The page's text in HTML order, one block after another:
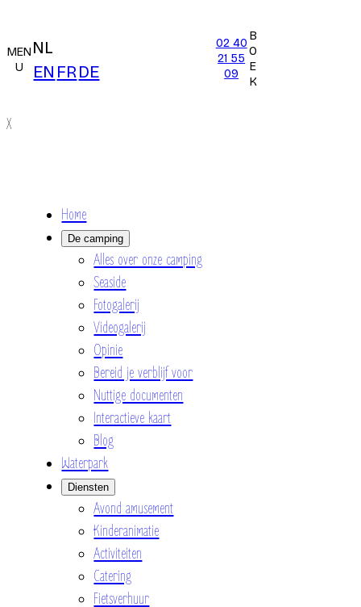
MEN
U
NL
EN FRDE
02 40
21 55
09
B
O
E
K
X
Home
De camping
Alles over onze camping
Seaside
Fotogalerij
Videogalerij
Opinie
Bereid je verblijf voor
Nuttige documenten
Interactieve kaart
Blog
Waterpark
Diensten
Avond amusement
Kinderanimatie
Activiteiten
Catering
Fietsverhuur